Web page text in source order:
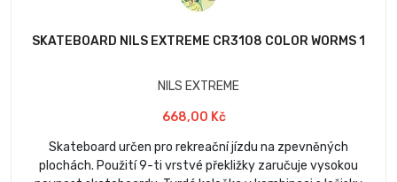
SKATEBOARD NILS EXTREME CR3108 COLOR WORMS 1
NILS EXTREME
668,00 Kč
Skateboard určen pro rekreační jízdu na zpevněných
plochách. Použití 9-ti vrstvé překližky zaručuje vysokou